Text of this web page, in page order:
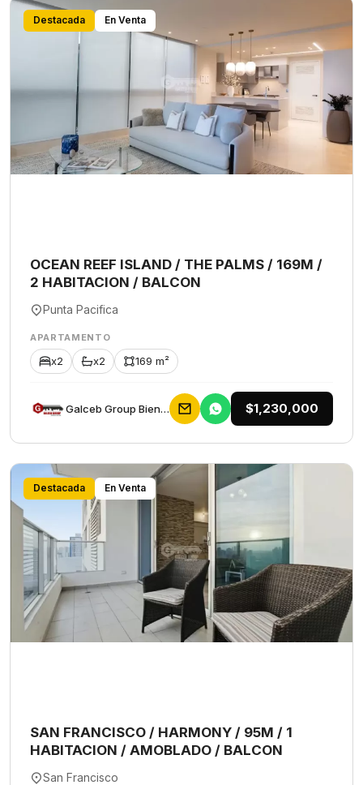
Destacada En Venta
OCEAN REEF ISLAND / THE PALMS / 169M /
2 HABITACION / BALCON
Punta Pacifica
APARTAMENTO
x2 x2 169 m²
Galceb Group Bienes Raices $1,230,000
Destacada En Venta
SAN FRANCISCO / HARMONY / 95M / 1
HABITACION / AMOBLADO / BALCON
San Francisco